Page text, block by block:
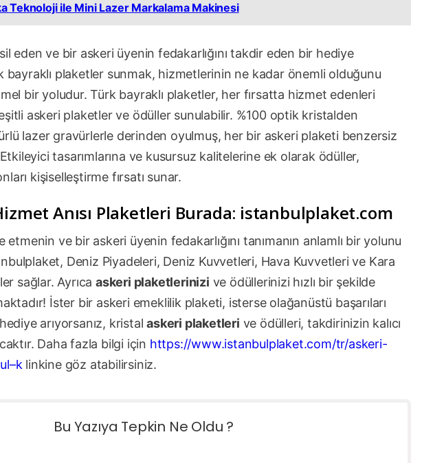
Teknoloji ile Mini Lazer Markalama Makinesi
eden ve bir askeri üyenin fedakarlığını takdir eden bir hediye
bayraklı plaketler sunmak, hizmetlerinin ne kadar önemli olduğunu
bir yoludur. Türk bayraklı plaketler, her fırsatta hizmet edenleri
askeri plaketler ve ödüller sunulabilir. %100 optik kristalden
lazer gravürlerle derinden oyulmuş, her bir askeri plaketi benzersiz
tasarımlarına ve kusursuz kalitelerine ek olarak ödüller,
kişiselleştirme fırsatı sunar.
Anısı Plaketleri Burada: istanbulplaket.com
etmenin ve bir askeri üyenin fedakarlığını tanımanın anlamlı bir yolunu
Deniz Piyadeleri, Deniz Kuvvetleri, Hava Kuvvetleri ve Kara
sağlar. Ayrıcaaskeri plaketlerinizi ve ödüllerinizi hızlı bir şekilde
İster bir askeri emeklilik plaketi, isterse olağanüstü başarıları
arıyorsanız, kristalaskeri plaketleri ve ödülleri, takdirinizin kalıcı
Daha fazla bilgi için https://www.istanbulplaket.com/tr/askeri-
linkine göz atabilirsiniz.
Bu Yazıya Tepkin Ne Oldu ?